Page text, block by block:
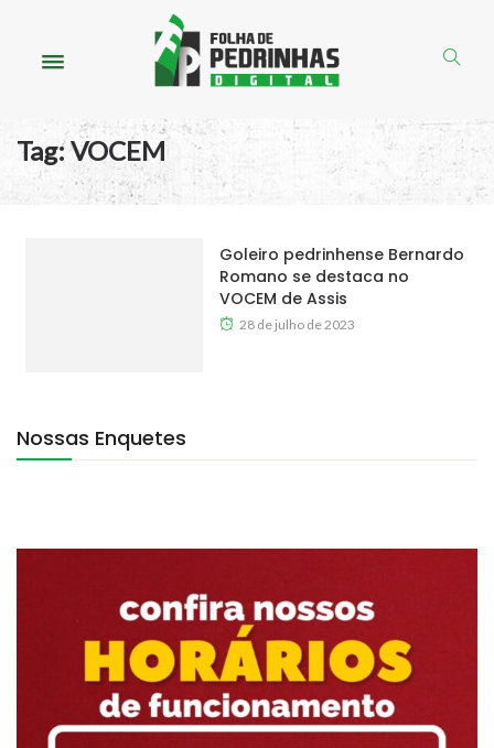
Tag:VOCEM
Goleiro pedrinhense Bernardo
Romano se destaca no
VOCEM de Assis
28 de julho de 2023
Nossas Enquetes